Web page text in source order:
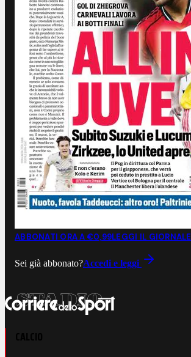
ABBONATI ORA A €0,99LEGGI IL GIORNALE
Sei già abbonato?Accedi e leggi